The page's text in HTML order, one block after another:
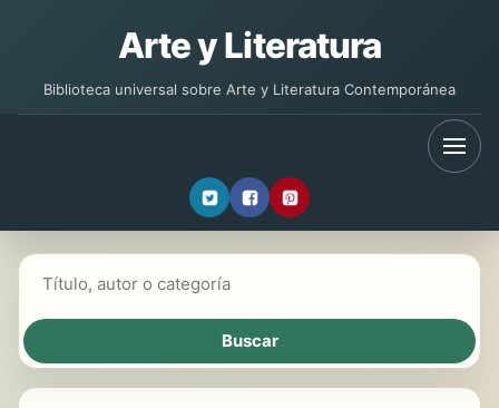
Arte y Literatura
Biblioteca universal sobre Arte y Literatura Contemporánea